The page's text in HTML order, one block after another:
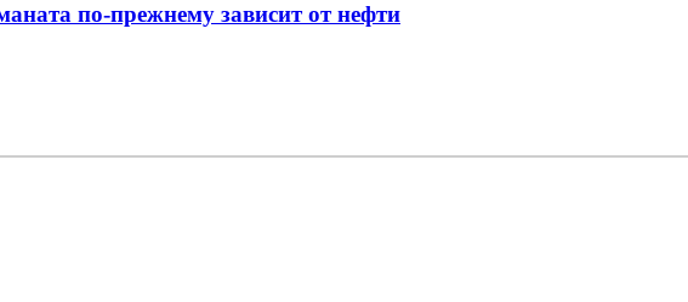
по-прежнему зависит от нефти